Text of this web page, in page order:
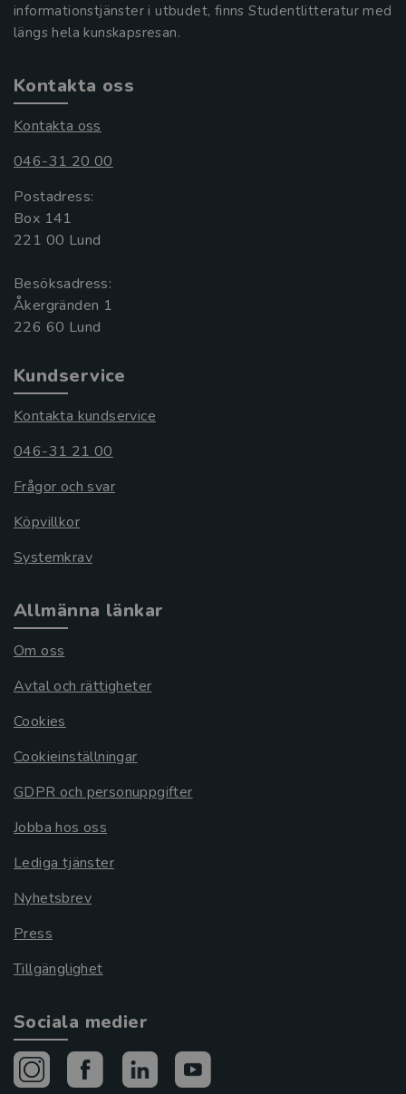
informationstjänster i utbudet, finns Studentlitteratur med
längs hela kunskapsresan.
Kontakta oss
Kontakta oss
046-31 20 00
Postadress:
Box 141
221 00 Lund
Besöksadress:
Åkergränden 1
Kundservice
Kontakta kundservice
046-31 21 00
Frågor och svar
Köpvillkor
Systemkrav
Allmänna länkar
Om oss
Avtal och rättigheter
Cookies
Cookieinställningar
GDPR och personuppgifter
Jobba hos oss
Lediga tjänster
Nyhetsbrev
Press
Tillgänglighet
Sociala medier